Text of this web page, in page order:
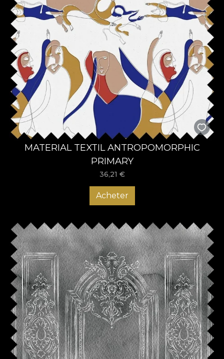
MATERIAL TEXTIL ANTROPOMORPHIC
PRIMARY
36,21 €
Acheter